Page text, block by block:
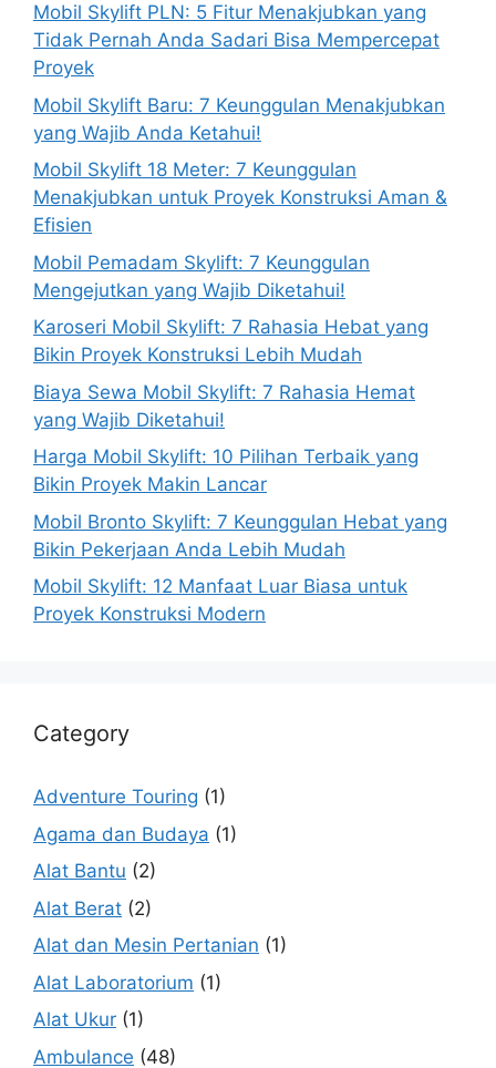
Mobil Skylift PLN: 5 Fitur Menakjubkan yang
Tidak Pernah Anda Sadari Bisa Mempercepat
Proyek
Mobil Skylift Baru: 7 Keunggulan Menakjubkan
yang Wajib Anda Ketahui!
Mobil Skylift 18 Meter: 7 Keunggulan
Menakjubkan untuk Proyek Konstruksi Aman &
Efisien
Mobil Pemadam Skylift: 7 Keunggulan
Mengejutkan yang Wajib Diketahui!
Karoseri Mobil Skylift: 7 Rahasia Hebat yang
Bikin Proyek Konstruksi Lebih Mudah
Biaya Sewa Mobil Skylift: 7 Rahasia Hemat
yang Wajib Diketahui!
Harga Mobil Skylift: 10 Pilihan Terbaik yang
Bikin Proyek Makin Lancar
Mobil Bronto Skylift: 7 Keunggulan Hebat yang
Bikin Pekerjaan Anda Lebih Mudah
Mobil Skylift: 12 Manfaat Luar Biasa untuk
Proyek Konstruksi Modern
Category
Adventure Touring (1)
Agama dan Budaya (1)
Alat Bantu (2)
Alat Berat (2)
Alat dan Mesin Pertanian (1)
Alat Laboratorium (1)
Alat Ukur (1)
Ambulance (48)